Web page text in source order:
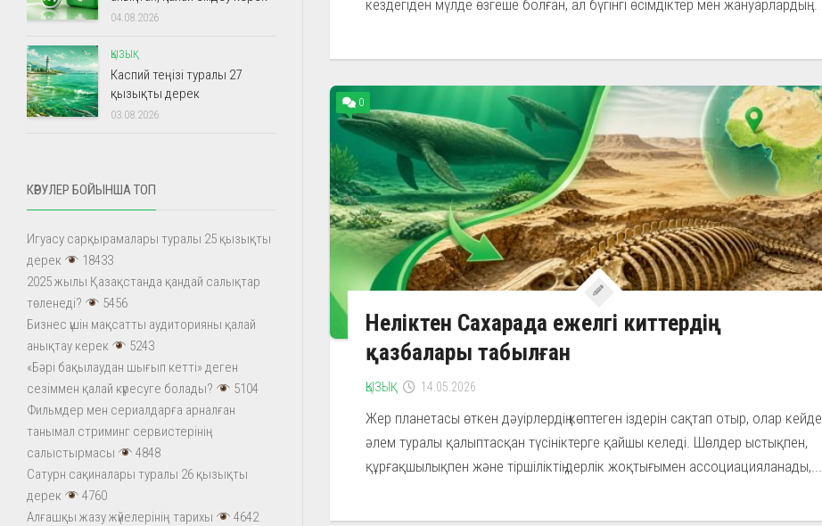
кездегіден мүлде өзгеше болған, ал бүгінгі өсімдіктер мен жануарлардың...
0
Неліктен Сахарада ежелгі киттердің
қазбалары табылған
ҚЫЗЫҚ 14.05.2026
Жер планетасы өткен дәуірлердің көптеген іздерін сақтап отыр, олар кейде
әлем туралы қалыптасқан түсініктерге қайшы келеді. Шөлдер ыстықпен,
құрғақшылықпен және тіршіліктің дерлік жоқтығымен ассоциацияланады,...
04.08.2026
ҚЫЗЫҚ
Каспий теңізі туралы 27
қызықты дерек
03.08.2026
КӨРУЛЕР БОЙЫНША ТОП
Игуасу сарқырамалары туралы 25 қызықты
дерек
18433
2025 жылы Қазақстанда қандай салықтар
төленеді?
5456
Бизнес үшін мақсатты аудиторияны қалай
анықтау керек
5243
«Бәрі бақылаудан шығып кетті» деген
сезіммен қалай күресуге болады?
5104
Фильмдер мен сериалдарға арналған
танымал стриминг сервистерінің
салыстырмасы
4848
Сатурн сақиналары туралы 26 қызықты
дерек
4760
Алғашқы жазу жүйелерінің тарихы
4642